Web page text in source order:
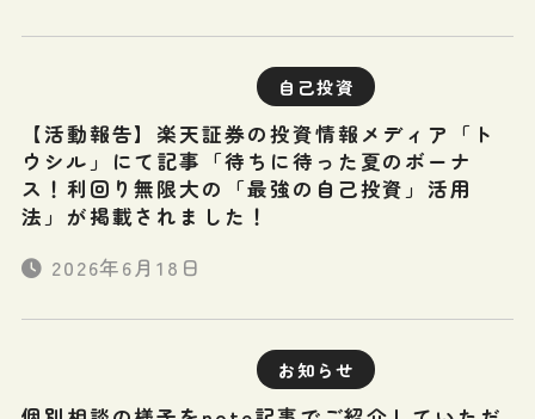
自己投資
【活動報告】楽天証券の投資情報メディア「ト
ウシル」にて記事「待ちに待った夏のボーナ
ス！利回り無限大の「最強の自己投資」活用
法」が掲載されました！
2026年6月18日
お知らせ